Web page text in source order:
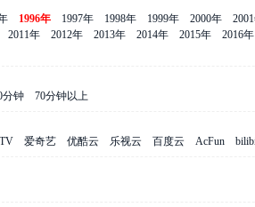
1996年 1997年 1998年 1999年 2000年
2011年 2012年 2013年 2014年 2015年 2016年
分钟 70分钟以上
爱奇艺 优酷云 乐视云 百度云 AcFun